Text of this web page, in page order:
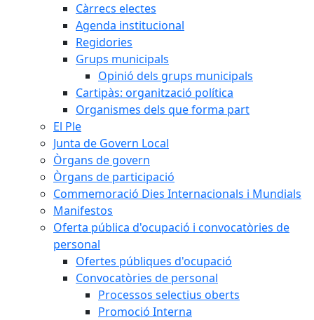
Càrrecs electes
Agenda institucional
Regidories
Grups municipals
Opinió dels grups municipals
Cartipàs: organització política
Organismes dels que forma part
El Ple
Junta de Govern Local
Òrgans de govern
Òrgans de participació
Commemoració Dies Internacionals i Mundials
Manifestos
Oferta pública d'ocupació i convocatòries de
personal
Ofertes públiques d'ocupació
Convocatòries de personal
Processos selectius oberts
Promoció Interna